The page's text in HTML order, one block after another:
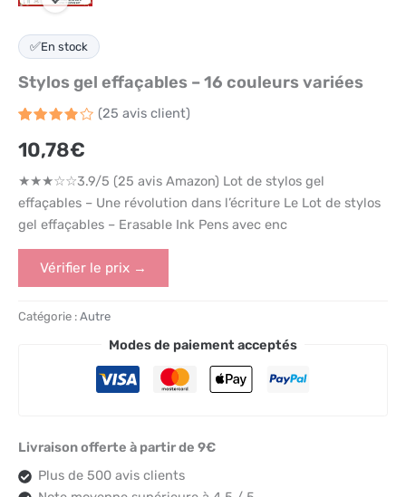
✅En stock
Stylos gel effaçables – 16 couleurs variées
3.9
sur 5
sur
notations
client
(25 avis client)
10,78€
★★★☆☆3.9/5 (25 avis Amazon) Lot de stylos gel
effaçables – Une révolution dans l’écriture Le Lot de stylos
gel effaçables – Erasable Ink Pens avec enc
Vérifier le prix →
Catégorie : Autre
Modes de paiement acceptés
Livraison offerte à partir de 9€
Plus de 500 avis clients